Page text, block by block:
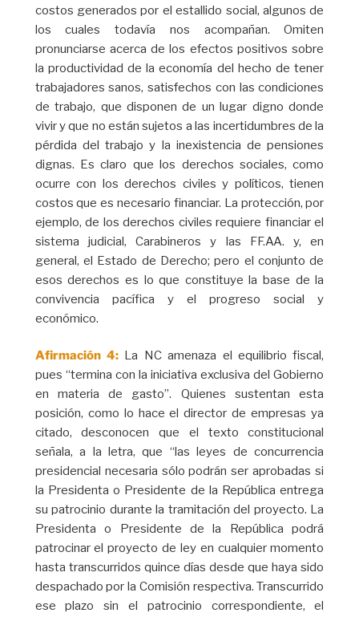
costos generados por el estallido social, algunos de
los cuales todavía nos acompañan. Omiten
pronunciarse acerca de los efectos positivos sobre
la productividad de la economía del hecho de tener
trabajadores sanos, satisfechos con las condiciones
de trabajo, que disponen de un lugar digno donde
vivir y que no están sujetos a las incertidumbres de la
pérdida del trabajo y la inexistencia de pensiones
dignas. Es claro que los derechos sociales, como
ocurre con los derechos civiles y políticos, tienen
costos que es necesario financiar. La protección, por
ejemplo, de los derechos civiles requiere financiar el
sistema judicial, Carabineros y las FF.AA. y, en
general, el Estado de Derecho; pero el conjunto de
esos derechos es lo que constituye la base de la
convivencia pacífica y el progreso social y
económico.
Afirmación 4: La NC amenaza el equilibrio fiscal,
pues “termina con la iniciativa exclusiva del Gobierno
en materia de gasto”. Quienes sustentan esta
posición, como lo hace el director de empresas ya
citado, desconocen que el texto constitucional
señala, a la letra, que “las leyes de concurrencia
presidencial necesaria sólo podrán ser aprobadas si
la Presidenta o Presidente de la República entrega
su patrocinio durante la tramitación del proyecto. La
Presidenta o Presidente de la República podrá
patrocinar el proyecto de ley en cualquier momento
hasta transcurridos quince días desde que haya sido
despachado por la Comisión respectiva. Transcurrido
ese plazo sin el patrocinio correspondiente, el